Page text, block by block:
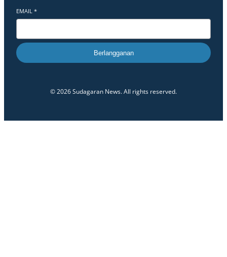
EMAIL *
Berlangganan
© 2026 Sudagaran News. All rights reserved.